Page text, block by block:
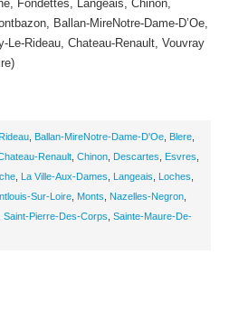
Fondettes, Langeais, Chinon,
Ballan-MireNotre-Dame-D’Oe,
Le-Rideau, Chateau-Renault, Vouvray
Ballan-MireNotre-Dame-D'Oe Blere
Renault Chinon Descartes Esvres
La Ville-Aux-Dames Langeais Loches
Sur-Loire Monts Nazelles-Negron
Saint-Pierre-Des-Corps Sainte-Maure-De-